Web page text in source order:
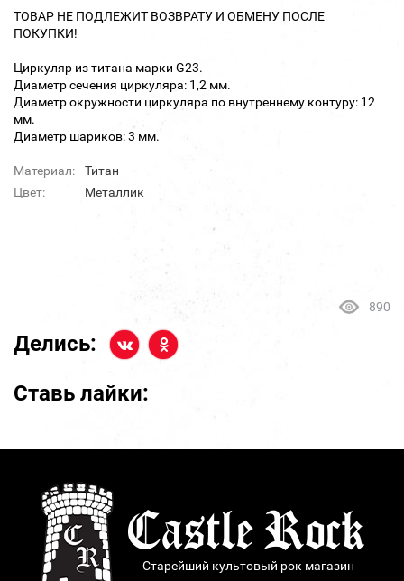
ТОВАР НЕ ПОДЛЕЖИТ ВОЗВРАТУ И ОБМЕНУ ПОСЛЕ
ПОКУПКИ!
Циркуляр из титана марки G23.
Диаметр сечения циркуляра: 1,2 мм.
Диаметр окружности циркуляра по внутреннему контуру: 12
мм.
Диаметр шариков: 3 мм.
Материал:
Титан
Цвет:
Металлик
890
Делись:
Ставь лайки:
Старейший культовый рок магазин